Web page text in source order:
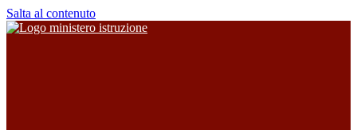
Salta al contenuto